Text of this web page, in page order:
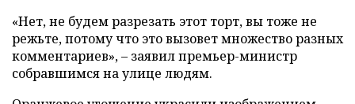
«Нет, не будем разрезать этот торт, вы тоже не
режьте, потому что это вызовет множество разных
комментариев», – заявил премьер-министр
собравшимся на улице людям.